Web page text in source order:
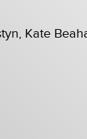
Kate